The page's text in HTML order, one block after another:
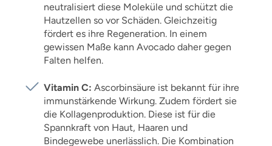
neutralisiert diese Moleküle und schützt die
Hautzellen so vor Schäden. Gleichzeitig
fördert es ihre Regeneration. In einem
gewissen Maße kann Avocado daher gegen
Falten helfen.
Vitamin C: Ascorbinsäure ist bekannt für ihre
immunstärkende Wirkung. Zudem fördert sie
die Kollagenproduktion. Diese ist für die
Spannkraft von Haut, Haaren und
Bindegewebe unerlässlich. Die Kombination